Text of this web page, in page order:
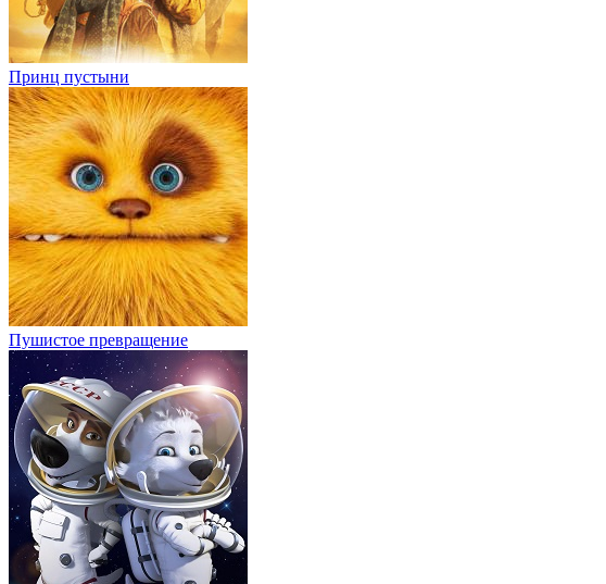
Принц пустыни
Пушистое превращение